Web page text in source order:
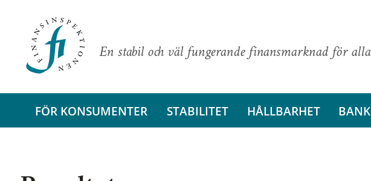
En stabil och väl fungerande finansmarknad för alla
FÖR KONSUMENTER STABILITET HÅLLBARHET BANK